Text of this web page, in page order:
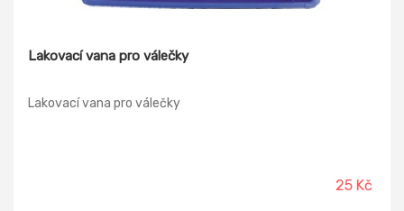
Lakovací vana pro válečky
Lakovací vana pro válečky
25 Kč